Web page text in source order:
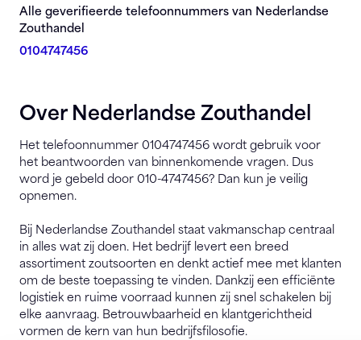
Alle geverifieerde telefoonnummers van Nederlandse
Zouthandel
0104747456
Over Nederlandse Zouthandel
Het telefoonnummer 0104747456 wordt gebruik voor
het beantwoorden van binnenkomende vragen. Dus
word je gebeld door 010-4747456? Dan kun je veilig
opnemen.
Bij Nederlandse Zouthandel staat vakmanschap centraal
in alles wat zij doen. Het bedrijf levert een breed
assortiment zoutsoorten en denkt actief mee met klanten
om de beste toepassing te vinden. Dankzij een efficiënte
logistiek en ruime voorraad kunnen zij snel schakelen bij
elke aanvraag. Betrouwbaarheid en klantgerichtheid
vormen de kern van hun bedrijfsfilosofie.